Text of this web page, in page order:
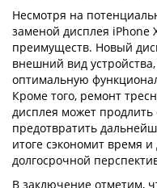
Несмотря на
заменой дисплея iPhone
преимуществ. Новый
внешний вид
оптимальную
Кроме того, ремонт
дисплея может продлить
предотвратить
итоге сэкономит время
долгосрочной
В заключение отметим,